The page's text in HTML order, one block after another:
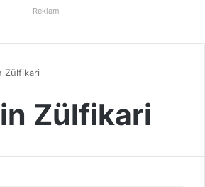
Reklam
Zülfikari
Zülfikari